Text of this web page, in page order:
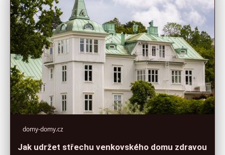
domy-domy.cz
Jak udržet střechu venkovského domu zdravou